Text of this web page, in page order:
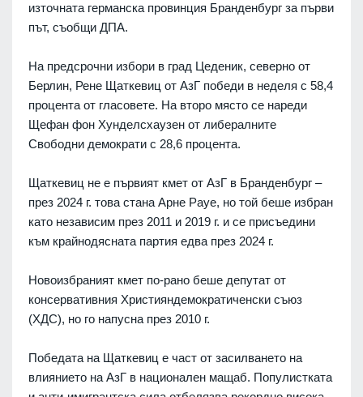
източната германска провинция Бранденбург за първи
път, съобщи ДПА.
На предсрочни избори в град Цеденик, северно от
Берлин, Рене Щаткевиц от АзГ победи в неделя с 58,4
процента от гласовете. На второ място се нареди
Щефан фон Хунделсхаузен от либералните
Свободни демократи с 28,6 процента.
Щаткевиц не е първият кмет от АзГ в Бранденбург –
през 2024 г. това стана Арне Рауе, но той беше избран
като независим през 2011 и 2019 г. и се присъедини
към крайнодясната партия едва през 2024 г.
Новоизбраният кмет по-рано беше депутат от
консервативния Християндемократиченски съюз
(ХДС), но го напусна през 2010 г.
Победата на Щаткевиц е част от засилването на
влиянието на АзГ в национален мащаб. Популистката